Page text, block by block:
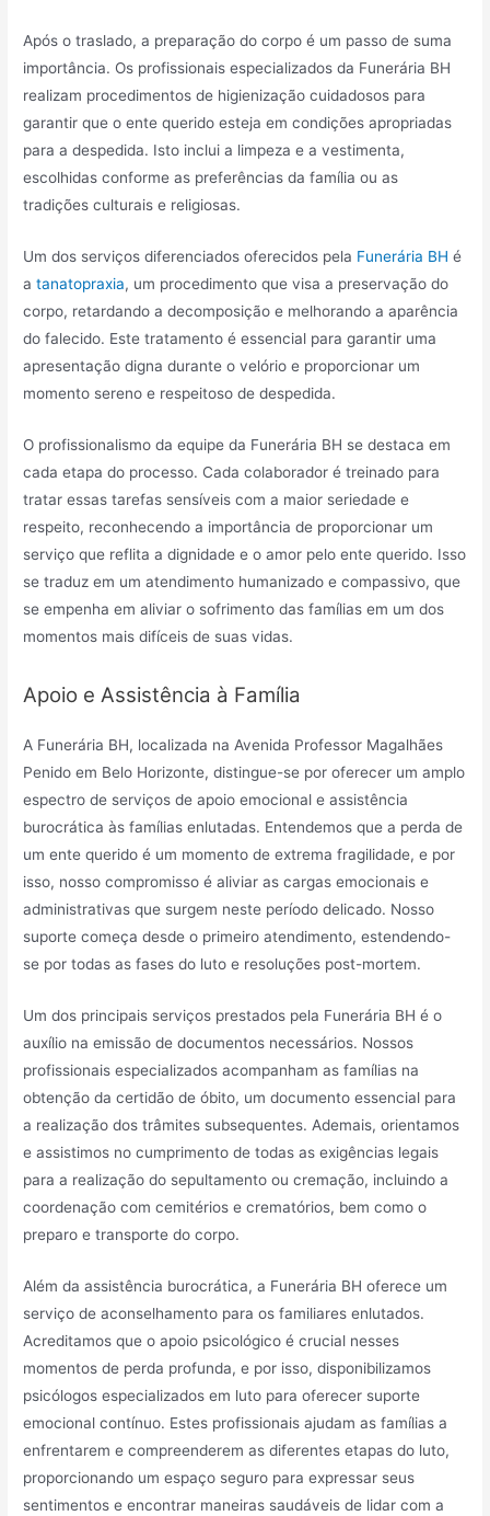
Após o traslado, a preparação do corpo é um passo de suma
importância. Os profissionais especializados da Funerária BH
realizam procedimentos de higienização cuidadosos para
garantir que o ente querido esteja em condições apropriadas
para a despedida. Isto inclui a limpeza e a vestimenta,
escolhidas conforme as preferências da família ou as
tradições culturais e religiosas.
Um dos serviços diferenciados oferecidos pela Funerária BH é
atanatopraxia, um procedimento que visa a preservação do
corpo, retardando a decomposição e melhorando a aparência
do falecido. Este tratamento é essencial para garantir uma
apresentação digna durante o velório e proporcionar um
momento sereno e respeitoso de despedida.
O profissionalismo da equipe da Funerária BH se destaca em
cada etapa do processo. Cada colaborador é treinado para
tratar essas tarefas sensíveis com a maior seriedade e
respeito, reconhecendo a importância de proporcionar um
serviço que reflita a dignidade e o amor pelo ente querido. Isso
se traduz em um atendimento humanizado e compassivo, que
se empenha em aliviar o sofrimento das famílias em um dos
momentos mais difíceis de suas vidas.
Apoio e Assistência à Família
A Funerária BH, localizada na Avenida Professor Magalhães
Penido em Belo Horizonte, distingue-se por oferecer um amplo
espectro de serviços de apoio emocional e assistência
burocrática às famílias enlutadas. Entendemos que a perda de
um ente querido é um momento de extrema fragilidade, e por
isso, nosso compromisso é aliviar as cargas emocionais e
administrativas que surgem neste período delicado. Nosso
suporte começa desde o primeiro atendimento, estendendo-
se por todas as fases do luto e resoluções post-mortem.
Um dos principais serviços prestados pela Funerária BH é o
auxílio na emissão de documentos necessários. Nossos
profissionais especializados acompanham as famílias na
obtenção da certidão de óbito, um documento essencial para
a realização dos trâmites subsequentes. Ademais, orientamos
e assistimos no cumprimento de todas as exigências legais
para a realização do sepultamento ou cremação, incluindo a
coordenação com cemitérios e crematórios, bem como o
preparo e transporte do corpo.
Além da assistência burocrática, a Funerária BH oferece um
serviço de aconselhamento para os familiares enlutados.
Acreditamos que o apoio psicológico é crucial nesses
momentos de perda profunda, e por isso, disponibilizamos
psicólogos especializados em luto para oferecer suporte
emocional contínuo. Estes profissionais ajudam as famílias a
enfrentarem e compreenderem as diferentes etapas do luto,
proporcionando um espaço seguro para expressar seus
sentimentos e encontrar maneiras saudáveis de lidar com a